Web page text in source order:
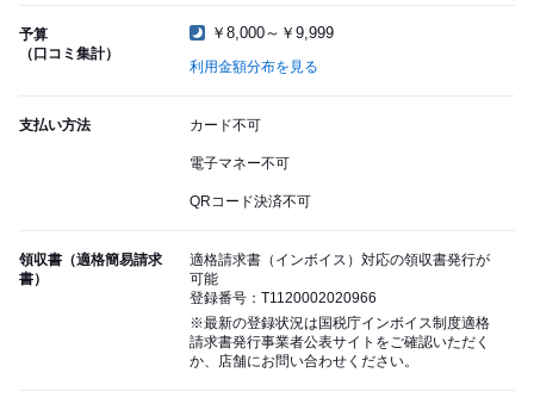
予算
（口コミ集計）
￥8,000～￥9,999
利用金額分布を見る
支払い方法 カード不可
電子マネー不可
QRコード決済不可
領収書（適格簡易請求
書）
適格請求書（インボイス）対応の領収書発行が
可能
登録番号：T1120002020966
※最新の登録状況は国税庁インボイス制度適格
請求書発行事業者公表サイトをご確認いただく
か、店舗にお問い合わせください。